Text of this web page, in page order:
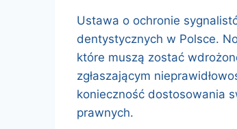
Ustawa o ochronie
dentystycznych w Polsce.
które muszą zostać
zgłaszającym
konieczność dostosowania
prawnych.